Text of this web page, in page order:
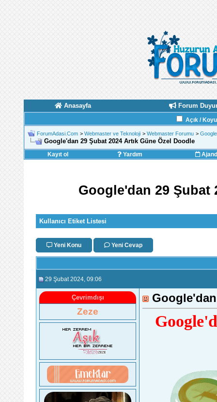
Anasayfa Forum
Açık /
ForumAdasi.Com > Webmaster ve Teknoloji > Webmaster Forumu >
Google'dan 29 Şubat 2024 Artık Güne Özel Doodle
Kayıt ol Yardım
Google'dan 29 Şubat
Kullanıcı Etiket Listesi
Yeni Konu Yeni Cevap
29 Şubat 2024 , 09:06
Çevrimdışı
Zeze